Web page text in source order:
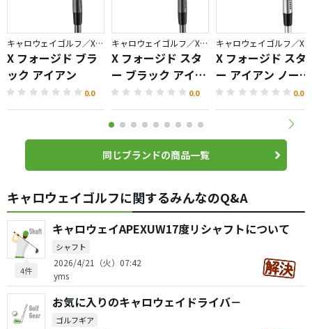
キャロウェイゴルフ／X FORGED
X フォージド ブラ
ック アイアン
0.0
キャロウェイゴルフ／X FORGED
X フォージド スタ
ー ブラック アイア
ン
0.0
X フォージド スタ
ー アイアン ノーメ
ッキバージョン 0.0
同じブランドの商品一覧
キャロウェイゴルフに関するみんなのQ&A
4件
キャロウェイAPEXUW17度リシャフトについて
シャフト
2026/4/21（火）07:42
yms
お気に入りのキャロウェイドライバ－
ゴルフギア